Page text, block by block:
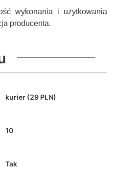
wykonania i użytkowania
producenta.
kurier (29 PLN)
10
Tak